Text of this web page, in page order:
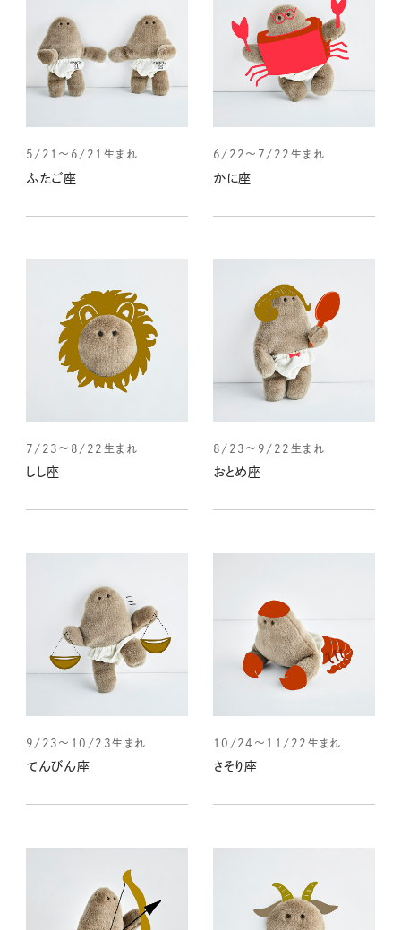
5/21～6/21生まれ
ふたご座
6/22～7/22生まれ
かに座
7/23～8/22生まれ
しし座
8/23～9/22生まれ
おとめ座
9/23～10/23生まれ
てんびん座
10/24～11/22生まれ
さそり座